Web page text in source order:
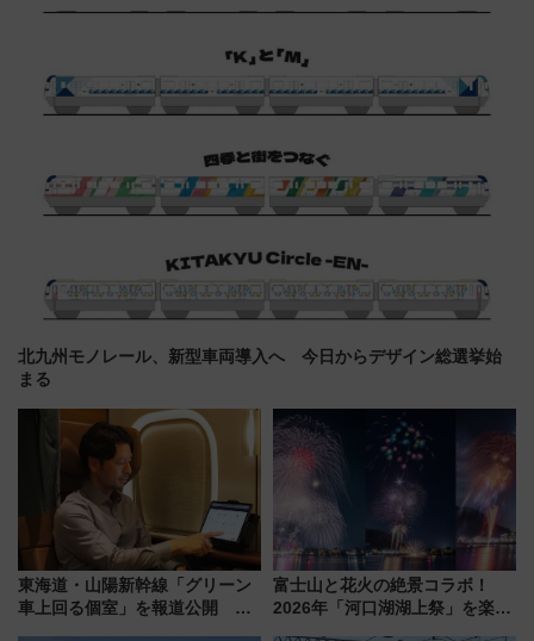
北九州モノレール、新型車両導入へ 今日からデザイン総選挙始
まる
東海道・山陽新幹線「グリーン
車上回る個室」を報道公開 プ
富士山と花火の絶景コラボ！
2026年「河口湖湖上祭」を楽し